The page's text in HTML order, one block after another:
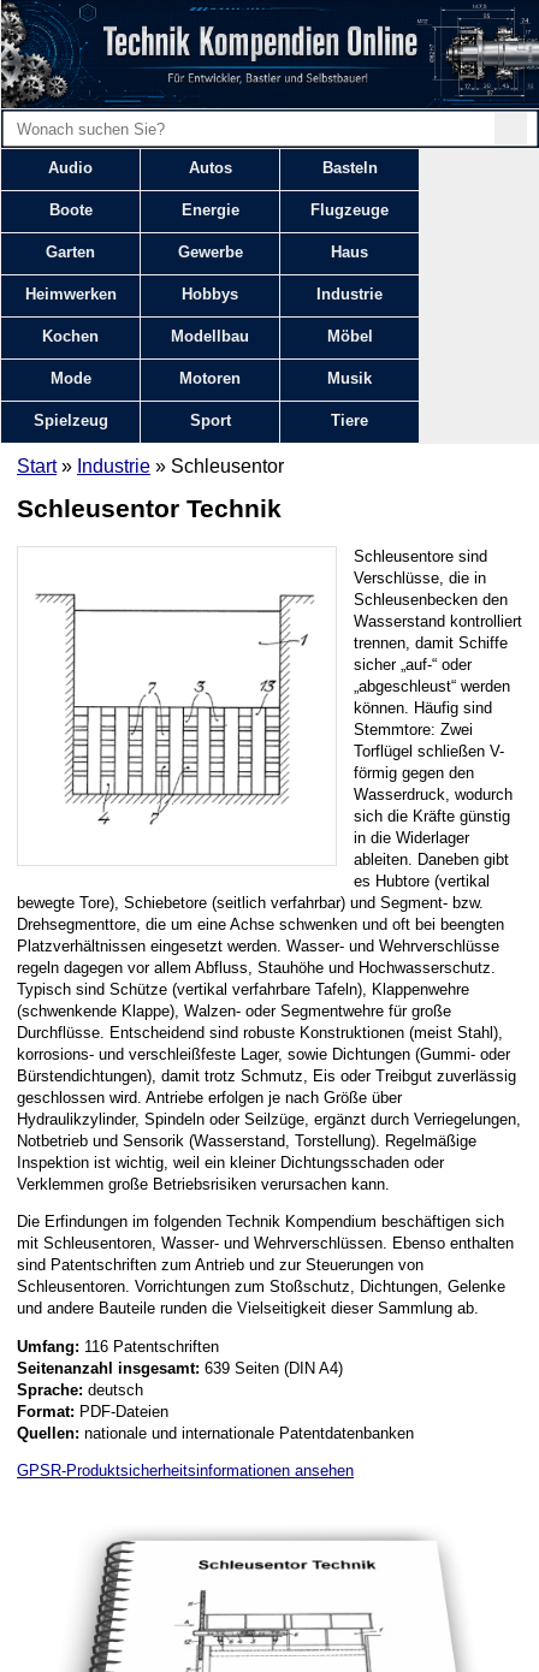
Audio Autos Basteln
Boote Energie Flugzeuge
Garten Gewerbe Haus
Heimwerken Hobbys Industrie
Kochen Modellbau Möbel
Mode Motoren Musik
Spielzeug Sport Tiere
Start» Industrie » Schleusentor
Schleusentor Technik
Schleusentore sind
Verschlüsse, die in
Schleusenbecken den
Wasserstand kontrolliert
trennen, damit Schiffe
sicher „auf-“ oder
„abgeschleust“ werden
können. Häufig sind
Stemmtore: Zwei
Torflügel schließen V-
förmig gegen den
Wasserdruck, wodurch
sich die Kräfte günstig
in die Widerlager
ableiten. Daneben gibt
es Hubtore (vertikal
bewegte Tore), Schiebetore (seitlich verfahrbar) und Segment- bzw.
Drehsegmenttore, die um eine Achse schwenken und oft bei beengten
Platzverhältnissen eingesetzt werden. Wasser- und Wehrverschlüsse
regeln dagegen vor allem Abfluss, Stauhöhe und Hochwasserschutz.
Typisch sind Schütze (vertikal verfahrbare Tafeln), Klappenwehre
(schwenkende Klappe), Walzen- oder Segmentwehre für große
Durchflüsse. Entscheidend sind robuste Konstruktionen (meist Stahl),
korrosions- und verschleißfeste Lager, sowie Dichtungen (Gummi- oder
Bürstendichtungen), damit trotz Schmutz, Eis oder Treibgut zuverlässig
geschlossen wird. Antriebe erfolgen je nach Größe über
Hydraulikzylinder, Spindeln oder Seilzüge, ergänzt durch Verriegelungen,
Notbetrieb und Sensorik (Wasserstand, Torstellung). Regelmäßige
Inspektion ist wichtig, weil ein kleiner Dichtungsschaden oder
Verklemmen große Betriebsrisiken verursachen kann.
Die Erfindungen im folgenden Technik Kompendium beschäftigen sich
mit Schleusentoren, Wasser- und Wehrverschlüssen. Ebenso enthalten
sind Patentschriften zum Antrieb und zur Steuerungen von
Schleusentoren. Vorrichtungen zum Stoßschutz, Dichtungen, Gelenke
und andere Bauteile runden die Vielseitigkeit dieser Sammlung ab.
Umfang: 116 Patentschriften
Seitenanzahl insgesamt: 639 Seiten (DIN A4)
Sprache: deutsch
Format: PDF-Dateien
Quellen: nationale und internationale Patentdatenbanken
GPSR-Produktsicherheitsinformationen ansehen